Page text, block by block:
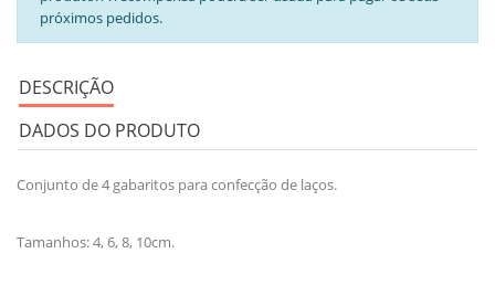
próximos pedidos.
DESCRIÇÃO
DADOS DO PRODUTO
Conjunto de 4 gabaritos para confecção de laços.
Tamanhos: 4, 6, 8, 10cm.